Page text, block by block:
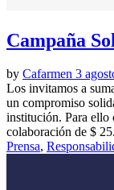
Campaña
by Cafarmen 3
Los invitamos a
un compromiso
institución. Para ello
colaboración de $
Prensa,